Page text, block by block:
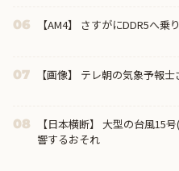
06 【AM4】 さすがにDDR5へ
07 【画像】 テレ朝の気象予報
08
【日本横断】 大型の台風15
響するおそれ